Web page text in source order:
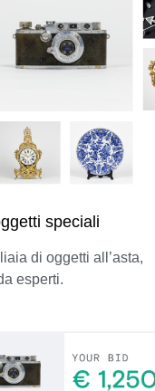
speciali
di oggetti all’asta,
esperti.